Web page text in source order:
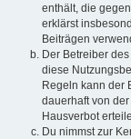
enthält, die
erklärst
Beiträgen
Der Betreiber
diese
Regeln kann der
dauerhaft von
Hausverbot
Du nimmst zur